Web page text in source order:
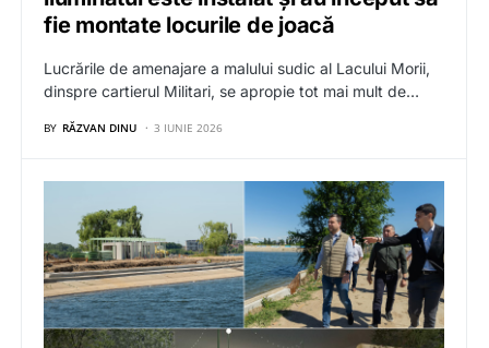
fie montate locurile de joacă
Lucrările de amenajare a malului sudic al Lacului Morii,
dinspre cartierul Militari, se apropie tot mai mult de…
BY RĂZVAN DINU 3 IUNIE 2026